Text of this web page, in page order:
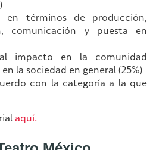
en términos de producción,
comunicación y puesta en
impacto en la comunidad
la sociedad en general (25%)
con la categoría a la que
aquí.